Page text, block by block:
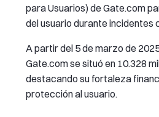
para Usuarios) de Gate.com
del usuario durante incidentes
A partir del 5 de marzo de
Gate.com se situó en 10.328
destacando su fortaleza
protección al usuario.